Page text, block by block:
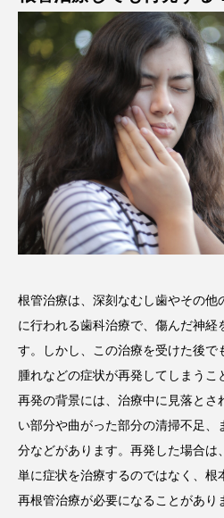
根管治療は、深刻なむし歯やその他
に行われる歯科治療で、傷んだ神経
す。しかし、この治療を受けた後で
腫れなどの症状が再発してしまうこ
再発の背景には、治療中に見落とさ
い部分や曲がった部分の清掃不足、
分などがあります。再発した場合は
単に症状を治療するのではなく、根
再根管治療が必要になることがあり